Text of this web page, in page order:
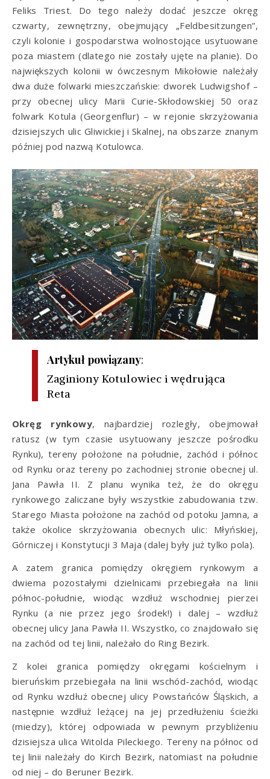
Feliks Triest. Do tego należy dodać jeszcze okręg
czwarty, zewnętrzny, obejmujący „Feldbesitzungen”,
czyli kolonie i gospodarstwa wolnostojące usytuowane
poza miastem (dlatego nie zostały ujęte na planie). Do
największych kolonii w ówczesnym Mikołowie należały
dwa duże folwarki mieszczańskie: dworek Ludwigshof –
przy obecnej ulicy Marii Curie-Skłodowskiej 50 oraz
folwark Kotula (Georgenflur) – w rejonie skrzyżowania
dzisiejszych ulic Gliwickiej i Skalnej, na obszarze znanym
później pod nazwą Kotulowca.
Artykuł powiązany:
Zaginiony Kotulowiec i wędrująca
Reta
Okręg rynkowy, najbardziej rozległy, obejmował
ratusz (w tym czasie usytuowany jeszcze pośrodku
Rynku), tereny położone na południe, zachód i północ
od Rynku oraz tereny po zachodniej stronie obecnej ul.
Jana Pawła II. Z planu wynika też, że do okręgu
rynkowego zaliczane były wszystkie zabudowania tzw.
Starego Miasta położone na zachód od potoku Jamna, a
także okolice skrzyżowania obecnych ulic: Młyńskiej,
Górniczej i Konstytucji 3 Maja (dalej były już tylko pola).
A zatem granica pomiędzy okręgiem rynkowym a
dwiema pozostałymi dzielnicami przebiegała na linii
północ-południe, wiodąc wzdłuż wschodniej pierzei
Rynku (a nie przez jego środek!) i dalej – wzdłuż
obecnej ulicy Jana Pawła II. Wszystko, co znajdowało się
na zachód od tej linii, należało do Ring Bezirk.
Z kolei granica pomiędzy okręgami kościelnym i
bieruńskim przebiegała na linii wschód-zachód, wiodąc
od Rynku wzdłuż obecnej ulicy Powstańców Śląskich, a
następnie wzdłuż leżącej na jej przedłużeniu ścieżki
(miedzy), której odpowiada w pewnym przybliżeniu
dzisiejsza ulica Witolda Pileckiego. Tereny na północ od
tej linii należały do Kirch Bezirk, natomiast na południe
od niej – do Beruner Bezirk.